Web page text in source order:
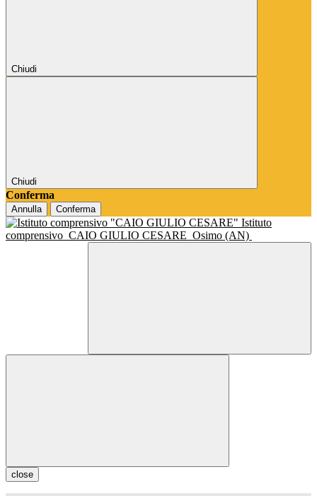
Chiudi
Chiudi
Conferma
Annulla Conferma
Istituto
comprensivo CAIO GIULIO CESARE Osimo (AN)
close